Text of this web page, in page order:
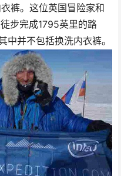
裤。这位英国冒险家和
步完成1795英里的路
中并不包括换洗内衣裤。